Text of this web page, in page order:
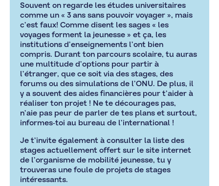
Souvent on regarde les études universitaires
comme un « 3 ans sans pouvoir voyager », mais
c’est faux! Comme disent les sages « les
voyages forment la jeunesse » et ça, les
institutions d’enseignements l’ont bien
compris. Durant ton parcours scolaire, tu auras
une multitude d’options pour partir à
l’étranger, que ce soit via des stages, des
forums ou des simulations de l’ONU. De plus, il
y a souvent des aides financières pour t’aider à
réaliser ton projet ! Ne te décourages pas,
n’aie pas peur de parler de tes plans et surtout,
informes-toi au bureau de l’international !
Je t’invite également à consulter la liste des
stages actuellement offert sur le site internet
de l’organisme de mobilité jeunesse, tu y
trouveras une foule de projets de stages
intéressants.